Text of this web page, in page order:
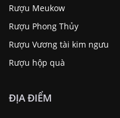
Rượu Meukow
Rượu Phong Thủy
Rượu Vương tài kim ngưu
Rượu hộp quà
ĐỊA ĐIỂM